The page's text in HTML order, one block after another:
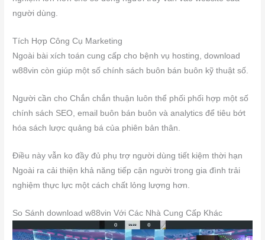
người dùng.
Tích Hợp Công Cụ Marketing
Ngoài bài xích toán cung cấp cho bệnh vụ hosting, download
w88vin còn giúp một số chính sách buôn bán buôn kỹ thuật số.
Người cần cho Chắn chắn thuận luôn thể phối phối hợp một số
chính sách SEO, email buôn bán buôn và analytics để tiêu bớt
hóa sách lược quảng bá của phiên bản thân.
Điều này vẫn ko đầy đủ phụ trợ người dùng tiết kiệm thời hạn
Ngoài ra cải thiện khả năng tiếp cận người trong gia đình trải
nghiệm thực lực một cách chất lỏng lượng hơn.
So Sánh download w88vin Với Các Nhà Cung Cấp Khác